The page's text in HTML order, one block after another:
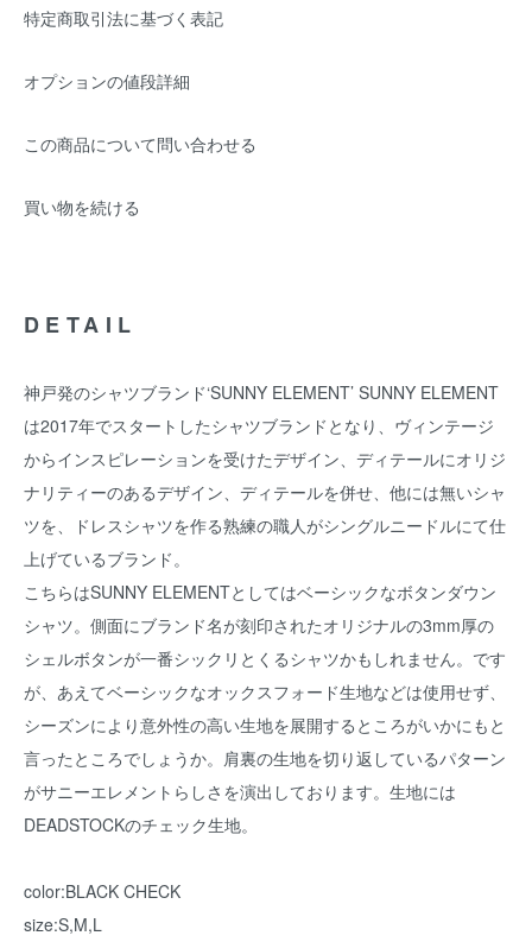
特定商取引法に基づく表記
オプションの値段詳細
この商品について問い合わせる
買い物を続ける
DETAIL
神戸発のシャツブランド‘SUNNY ELEMENT’ SUNNY ELEMENT
は2017年でスタートしたシャツブランドとなり、ヴィンテージ
からインスピレーションを受けたデザイン、ディテールにオリジ
ナリティーのあるデザイン、ディテールを併せ、他には無いシャ
ツを、ドレスシャツを作る熟練の職人がシングルニードルにて仕
上げているブランド。
こちらはSUNNY ELEMENTとしてはベーシックなボタンダウン
シャツ。側面にブランド名が刻印されたオリジナルの3mm厚の
シェルボタンが一番シックリとくるシャツかもしれません。です
が、あえてベーシックなオックスフォード生地などは使用せず、
シーズンにより意外性の高い生地を展開するところがいかにもと
言ったところでしょうか。肩裏の生地を切り返しているパターン
がサニーエレメントらしさを演出しております。生地には
DEADSTOCKのチェック生地。
color:BLACK CHECK
size:S,M,L